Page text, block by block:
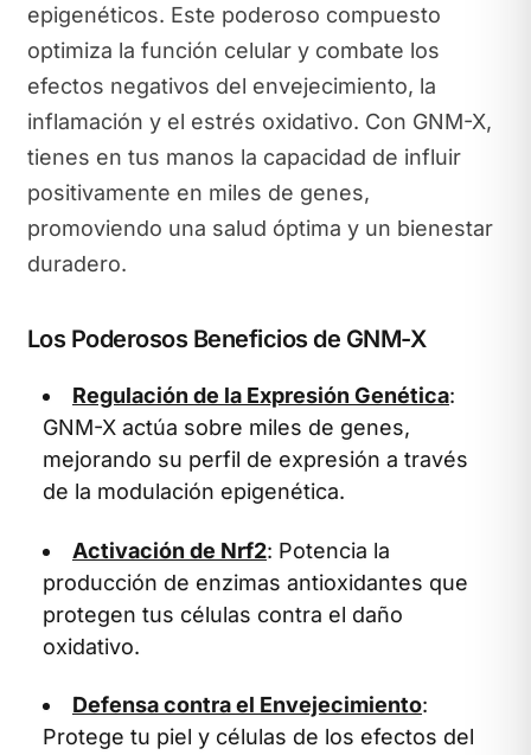
epigenéticos. Este poderoso compuesto
optimiza la función celular y combate los
efectos negativos del envejecimiento, la
inflamación y el estrés oxidativo. Con GNM-X,
tienes en tus manos la capacidad de influir
positivamente en miles de genes,
promoviendo una salud óptima y un bienestar
duradero.
Los Poderosos Beneficios de GNM-X
Regulación de la Expresión Genética:
GNM-X actúa sobre miles de genes,
mejorando su perfil de expresión a través
de la modulación epigenética.
Activación de Nrf2: Potencia la
producción de enzimas antioxidantes que
protegen tus células contra el daño
oxidativo.
Defensa contra el Envejecimiento:
Protege tu piel y células de los efectos del